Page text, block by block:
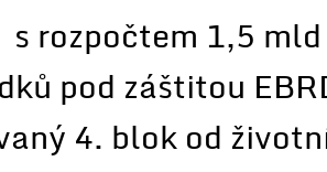
rozpočtem 1,5
pod záštitou
4. blok od